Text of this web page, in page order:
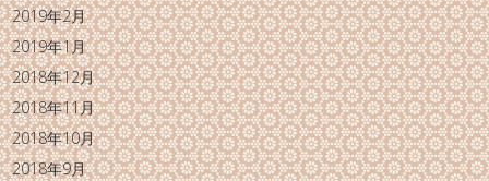
2019年2月
2019年1月
2018年12月
2018年11月
2018年10月
2018年9月